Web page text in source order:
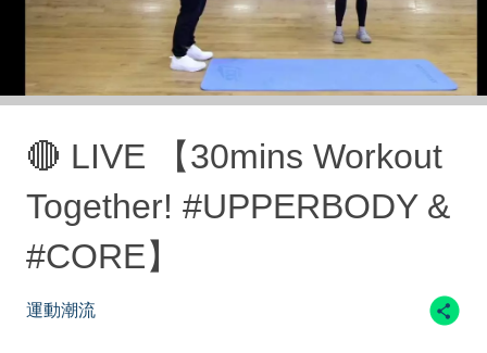
🔴 LIVE 【30mins Workout
Together! #UPPERBODY &
#CORE】
運動潮流